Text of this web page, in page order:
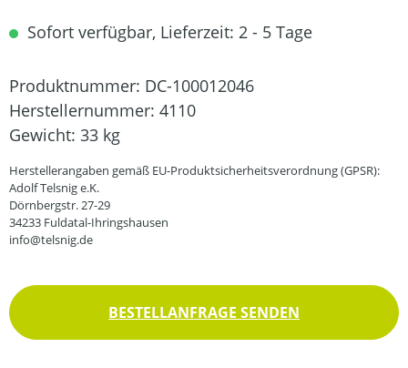
Sofort verfügbar, Lieferzeit: 2 - 5 Tage
Produktnummer: DC-100012046
Herstellernummer: 4110
Gewicht: 33 kg
Herstellerangaben gemäß EU-Produktsicherheitsverordnung (GPSR):
Adolf Telsnig e.K.
Dörnbergstr. 27-29
34233 Fuldatal-Ihringshausen
info@telsnig.de
BESTELLANFRAGE SENDEN